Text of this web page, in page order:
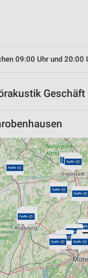
09:00 Uhr und 20:00
Geschäft